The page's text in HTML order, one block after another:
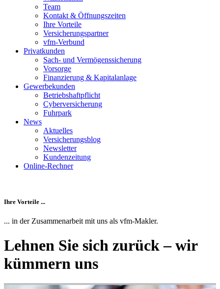
Team
Kontakt & Öffnungszeiten
Ihre Vorteile
Versicherungspartner
vfm-Verbund
Privatkunden
Sach- und Vermögenssicherung
Vorsorge
Finanzierung & Kapitalanlage
Gewerbekunden
Betriebshaftpflicht
Cyberversicherung
Fuhrpark
News
Aktuelles
Versicherungsblog
Newsletter
Kundenzeitung
Online-Rechner
Ihre Vorteile ...
... in der Zusammenarbeit mit uns als vfm-Makler.
Lehnen Sie sich zurück – wir
kümmern uns